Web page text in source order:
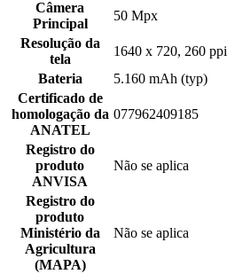
Câmera
Principal
50 Mpx
Resolução da
tela
1640 x 720, 260 ppi
Bateria
5.160 mAh (typ)
Certificado de
homologação da
ANATEL
077962409185
Registro do
produto
ANVISA
Não se aplica
Registro do
produto
Ministério da
Agricultura
(MAPA)
Não se aplica